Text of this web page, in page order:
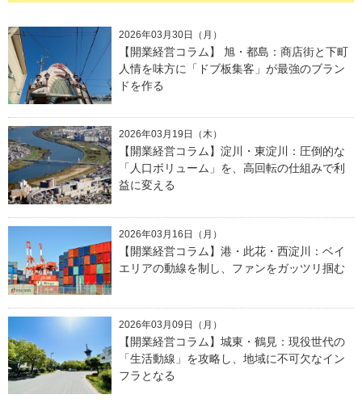
2026年03月30日（月）
【開業経営コラム】 旭・都島：商店街と下町
人情を味方に「ドブ板集客」が最強のブラン
ドを作る
2026年03月19日（木）
【開業経営コラム】淀川・東淀川：圧倒的な
「人口ボリューム」を、高回転の仕組みで利
益に変える
2026年03月16日（月）
【開業経営コラム】港・此花・西淀川：ベイ
エリアの動線を制し、ファンをガッツリ掴む
2026年03月09日（月）
【開業経営コラム】城東・鶴見：現役世代の
「生活動線」を攻略し、地域に不可欠なイン
フラとなる